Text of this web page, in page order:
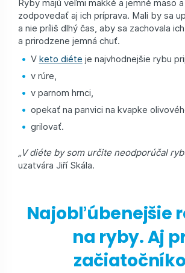
Ryby majú veľmi mäkké a jemné mäso
zodpovedať aj ich príprava. Mali by sa
a nie príliš dlhý čas, aby sa zachovala
a prirodzene jemná chuť.
V keto diéte je najvhodnejšie rybu
v rúre,
v parnom hrnci,
opekať na panvici na kvapke
grilovať.
„V diéte by som určite neodporúčal
uzatvára Jiří Skála.
Najobľúbenejšie
na ryby. Aj